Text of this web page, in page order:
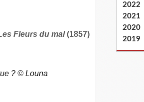
Fleurs du mal(1857)
? © Louna
2022
2021
2020
2019